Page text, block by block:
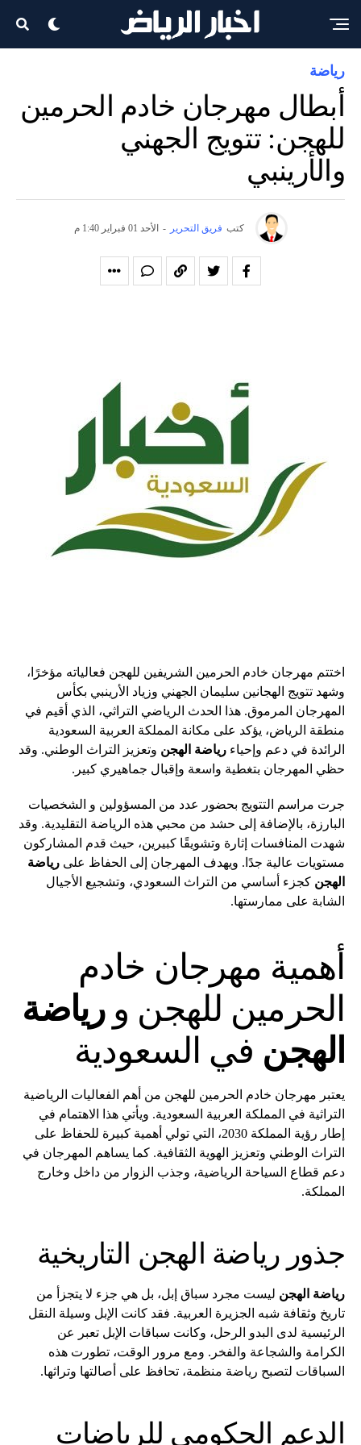
رياضة
أبطال مهرجان خادم الحرمين
للهجن: تتويج الجهني
والأرينبي
كتب فريق التحرير - الأحد 01 فبراير 1:40 م
اختتم مهرجان خادم الحرمين الشريفين للهجن فعالياته مؤخرًا،
وشهد تتويج الهجانين سليمان الجهني وزياد الأرينبي بكأس
المهرجان المرموق. هذا الحدث الرياضي التراثي، الذي أقيم في
منطقة الرياض، يؤكد على مكانة المملكة العربية السعودية
الرائدة في دعم وإحياء رياضة الهجن وتعزيز التراث الوطني. وقد
حظي المهرجان بتغطية واسعة وإقبال جماهيري كبير.
جرت مراسم التتويج بحضور عدد من المسؤولين و الشخصيات
البارزة، بالإضافة إلى حشد من محبي هذه الرياضة التقليدية. وقد
شهدت المنافسات إثارة وتشويقًا كبيرين، حيث قدم المشاركون
مستويات عالية جدًا. ويهدف المهرجان إلى الحفاظ على رياضة
الهجن كجزء أساسي من التراث السعودي، وتشجيع الأجيال
الشابة على ممارستها.
أهمية مهرجان خادم
الحرمين للهجن ورياضة
الهجن في السعودية
يعتبر مهرجان خادم الحرمين للهجن من أهم الفعاليات الرياضية
التراثية في المملكة العربية السعودية. ويأتي هذا الاهتمام في
إطار رؤية المملكة 2030، التي تولي أهمية كبيرة للحفاظ على
التراث الوطني وتعزيز الهوية الثقافية. كما يساهم المهرجان في
دعم قطاع السياحة الرياضية، وجذب الزوار من داخل وخارج
المملكة.
جذور رياضة الهجن التاريخية
رياضة الهجن ليست مجرد سباق إبل، بل هي جزء لا يتجزأ من
تاريخ وثقافة شبه الجزيرة العربية. فقد كانت الإبل وسيلة النقل
الرئيسية لدى البدو الرحل، وكانت سباقات الإبل تعبر عن
الكرامة والشجاعة والفخر. ومع مرور الوقت، تطورت هذه
السباقات لتصبح رياضة منظمة، تحافظ على أصالتها وتراثها.
الدعم الحكومي للرياضات